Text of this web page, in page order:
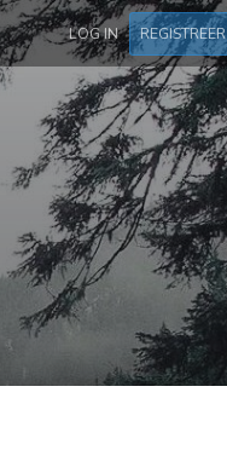
LOG IN REGISTREER